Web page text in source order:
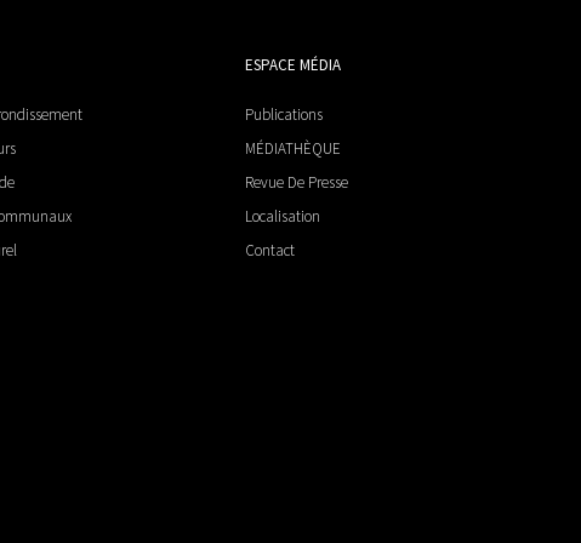
ESPACE MÉDIA
Publications
MÉDIATHÈQUE
Revue De Presse
Localisation
Contact